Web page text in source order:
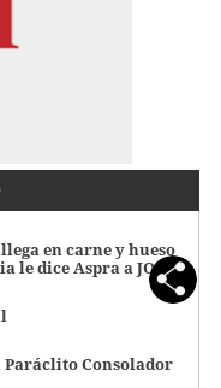
en carne y hueso
le dice Aspra a JOH
Consolador